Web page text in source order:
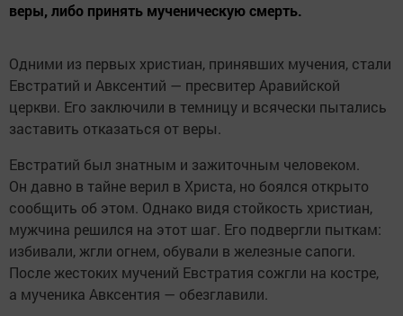
веры, либо принять мученическую смерть.
Одними из первых христиан, принявших мучения, стали
Евстратий и Авксентий — пресвитер Аравийской
церкви. Его заключили в темницу и всячески пытались
заставить отказаться от веры.
Евстратий был знатным и зажиточным человеком.
Он давно в тайне верил в Христа, но боялся открыто
сообщить об этом. Однако видя стойкость христиан,
мужчина решился на этот шаг. Его подвергли пыткам:
избивали, жгли огнем, обували в железные сапоги.
После жестоких мучений Евстратия сожгли на костре,
а мученика Авксентия — обезглавили.